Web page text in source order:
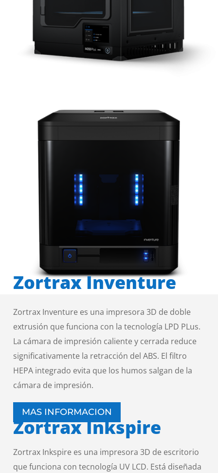
Zortrax Inventure
Zortrax Inventure es una impresora 3D de doble
extrusión que funciona con la tecnología LPD PLus.
La cámara de impresión caliente y cerrada reduce
significativamente la retracción del ABS. El filtro
HEPA integrado evita que los humos salgan de la
cámara de impresión.
MAS INFORMACION
Zortrax Inkspire
Zortrax Inkspire es una impresora 3D de escritorio
que funciona con tecnología UV LCD. Está diseñada